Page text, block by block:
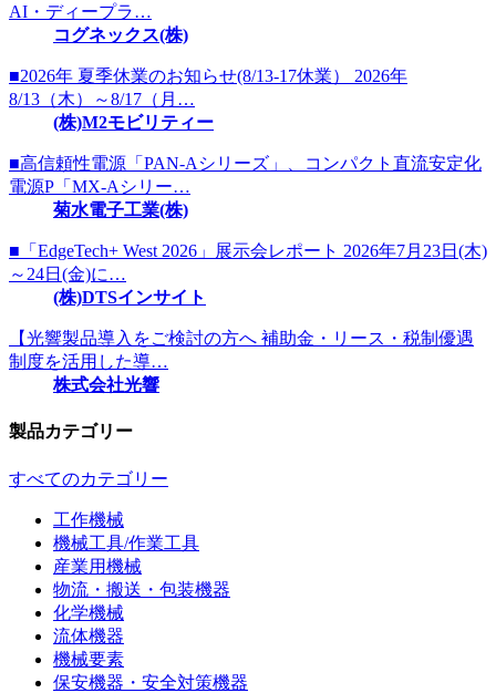
AI・ディープラ…
コグネックス(株)
■2026年 夏季休業のお知らせ(8/13-17休業） 2026年
8/13（木）～8/17（月…
(株)M2モビリティー
■高信頼性電源「PAN-Aシリーズ」、コンパクト直流安定化
電源P「MX-Aシリー…
菊水電子工業(株)
■「EdgeTech+ West 2026」展示会レポート 2026年7月23日(木)
～24日(金)に…
(株)DTSインサイト
【光響製品導入をご検討の方へ 補助金・リース・税制優遇
制度を活用した導…
株式会社光響
製品カテゴリー
すべてのカテゴリー
工作機械
機械工具/作業工具
産業用機械
物流・搬送・包装機器
化学機械
流体機器
機械要素
保安機器・安全対策機器